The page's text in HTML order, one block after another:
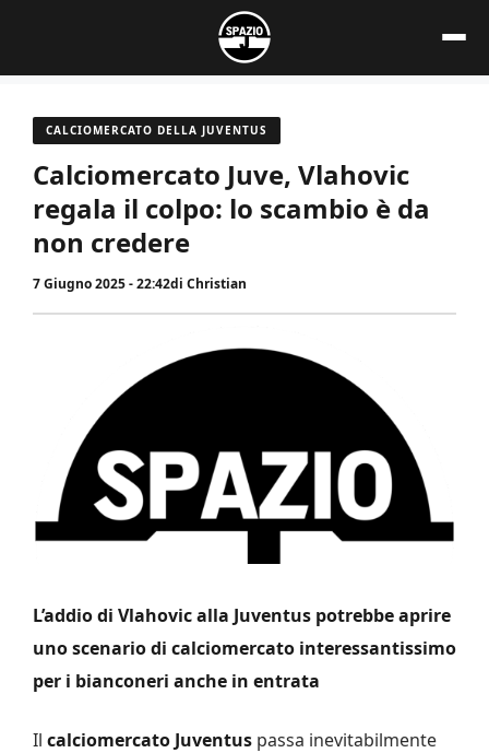
contenuto
CALCIOMERCATO DELLA JUVENTUS
Calciomercato Juve, Vlahovic
regala il colpo: lo scambio è da
non credere
7 Giugno 2025 - 22:42di Christian
L’addio di Vlahovic alla Juventus potrebbe aprire
uno scenario di calciomercato interessantissimo
per i bianconeri anche in entrata
Il calciomercato Juventus passa inevitabilmente